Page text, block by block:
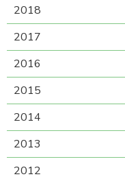
2018
2017
2016
2015
2014
2013
2012